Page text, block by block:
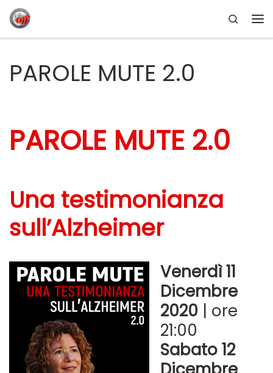
Passa al contenuto
Search
PAROLE MUTE 2.0
PAROLE MUTE 2.0
Una testimonianza
sull’Alzheimer
Venerdì 11
Dicembre
2020 | ore
21:00
Sabato 12